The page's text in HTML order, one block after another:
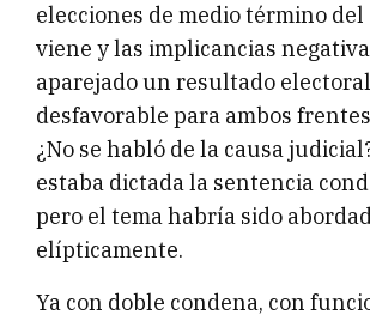
elecciones de medio término del
viene y las implicancias
aparejado un resultado electoral
desfavorable para ambos
¿No se habló de la causa
estaba dictada la sentencia
pero el tema habría sido
elípticamente.
Ya con doble condena, con